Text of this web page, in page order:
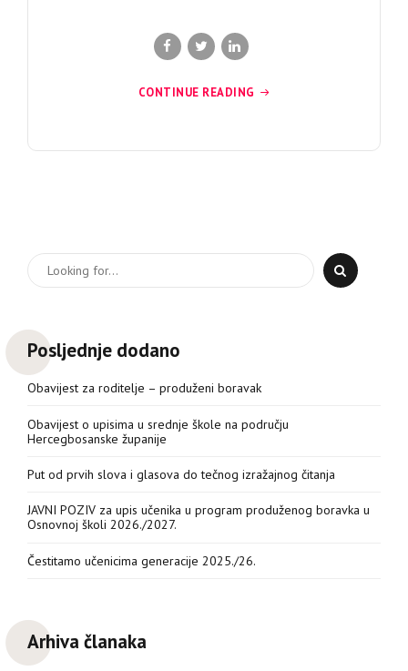
CONTINUE READING
Posljednje dodano
Obavijest za roditelje – produženi boravak
Obavijest o upisima u srednje škole na području
Hercegbosanske županije
Put od prvih slova i glasova do tečnog izražajnog čitanja
JAVNI POZIV za upis učenika u program produženog boravka u
Osnovnoj školi 2026./2027.
Čestitamo učenicima generacije 2025./26.
Arhiva članaka